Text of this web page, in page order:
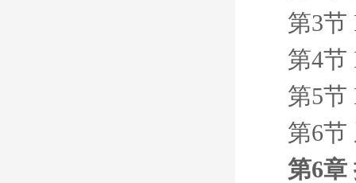
第3节
第4节
第5节
第6节
第6章